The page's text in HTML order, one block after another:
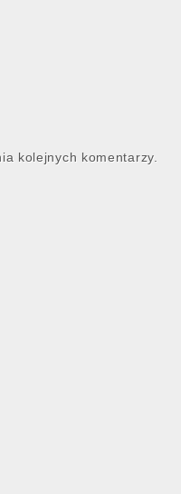
kolejnych komentarzy.